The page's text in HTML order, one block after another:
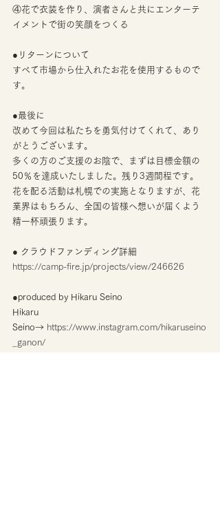
④花で衣装を作り、演者さんと共にエンターテ
イメントで街の笑顔をつくる
●リターンについて
すべて市場から仕入れたお花を使用するもので
す。
●最後に
改めて今回は私たちを勇気付けてくれて、あり
がとうございます。
多くの方のご支援のお陰で、まずは目標金額の
50％を達成いたしました。残り3週間程です。
花を配る活動は札幌での実施となりますが、花
業界はもちろん、全国の皆様へ想いが届くよう
精一杯頑張ります。
● クラウドファンディング詳細
https://camp-fire.jp/projects/view/246626
●produced by Hikaru Seino
Hikaru
Seino→ https://www.instagram.com/hikaruseino
_ganon/